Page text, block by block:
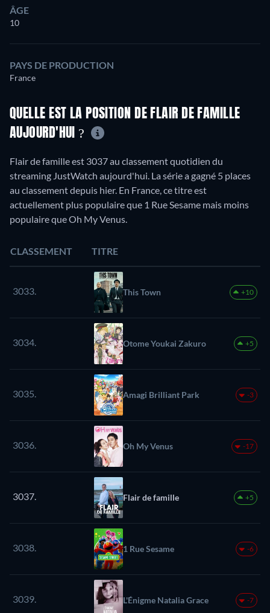
ÂGE
10
PAYS DE PRODUCTION
France
QUELLE EST LA POSITION DE FLAIR DE FAMILLE
AUJOURD'HUI ?
Flair de famille est 3037 au classement quotidien du
streaming JustWatch aujourd'hui. La série a gagné 5 places
au classement depuis hier. En France, ce titre est
actuellement plus populaire que 1 Rue Sesame mais moins
populaire que Oh My Venus.
CLASSEMENT TITRE
3033. This Town +10
3034. Otome Youkai Zakuro +5
3035. Amagi Brilliant Park -3
3036. Oh My Venus -17
3037. Flair de famille +5
3038. 1 Rue Sesame -6
3039. L'Énigme Natalia Grace -7